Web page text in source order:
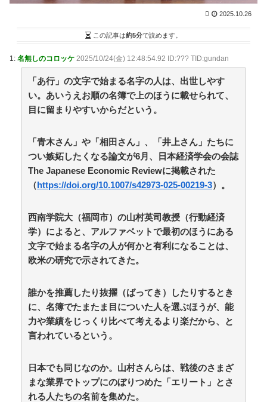
私の彼に裏表がなさすぎる 第3話 / まとめるZ
【静岡】「何度も何度も追突されて...何が目的か本当
に理解できない」結婚式の衣装合わせに向かっていた夫
婦が直面した「死の恐怖」東名高速で続いた約1.7キロの
追突 / まとめるZ NEW! (8/8 11:04)
36歳の彼女と結婚したいのに、家族が猛反対。家族か
ら信じられない言葉が飛び出した… 他 / 2chnaviヘッド
Powered by livedoor 相互RSS
先輩と後輩、距離が変わった日から始まる恋
路上駐車中のテスラ車を超弩級のゲリラ豪雨が直撃、
合 NEW! (8/8 12:00)
スリムクラブ「あんなネタやりたくなかった」 / 5chま
とめMAP(総合)
NEW!
【ｗ】物凄くカワイイ子猫の取っ組み合い！ / anaguro
- 総合 NEW! (8/8 11:55)
行客、だが代替旅行先が日本ほど安全ではなかった結
果…… / anaguro - 総合 NEW!
【速報】ワンピースの「世界に5種しかない飛行能
力」発言の謎が解ける / 5chまとめMAP(総合) NEW! (8/8
11:49)
ゃんお疲れ!俺もしばらく厄介になるよ」ギャンブル中毒
&借金まみれな義父だった! / 5chまとめMAP(総合) NEW!
(8/8 11:37)
2025.10.26
この記事は約5分で読めます。
1: 名無しのコロッケ 2025/10/24(金) 12:48:54.92 ID:??? TID:gundan
「あ行」の文字で始まる名字の人は、出世しやす
い。あいうえお順の名簿で上のほうに載せられて、
目に留まりやすいからだという。
「青木さん」や「相田さん」、「井上さん」たちに
つい嫉妬したくなる論文が6月、日本経済学会の会誌
The Japanese Economic Reviewに掲載された
（https://doi.org/10.1007/s42973-025-00219-3）。
西南学院大（福岡市）の山村英司教授（行動経済
学）によると、アルファベットで最初のほうにある
文字で始まる名字の人が何かと有利になることは、
欧米の研究で示されてきた。
誰かを推薦したり抜擢（ばってき）したりするとき
に、名簿でたまたま目についた人を選ぶほうが、能
力や業績をじっくり比べて考えるより楽だから、と
言われているという。
日本でも同じなのか。山村さんらは、戦後のさまざ
まな業界でトップにのぼりつめた「エリート」とさ
れる人たちの名前を集めた。